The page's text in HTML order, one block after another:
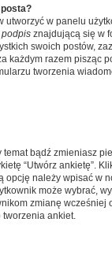
w panelu
podpis znajdującą się w
swoich postów,
każdym razem pisząc
tworzenia
bądź zmieniasz
“Utwórz ankietę”.
opcję należy wpisać w
może wybrać,
zmianę wcześniej
ankiet.